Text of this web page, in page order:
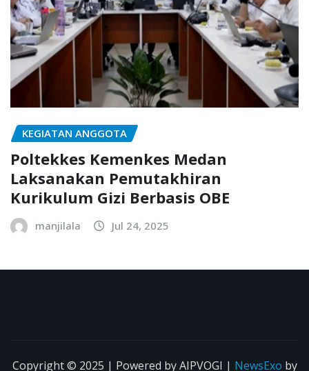
KEGIATAN ANGGOTA
Poltekkes Kemenkes Medan
Laksanakan Pemutakhiran
Kurikulum Gizi Berbasis OBE
manjilala Jul 24, 2025
Copyright © 2025 | Powered by AIPVOGI | NewsExo by